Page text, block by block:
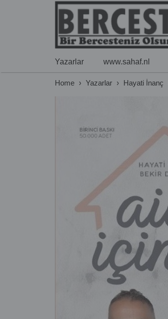
Yazarlar www.sahaf.nl
Home › Yazarlar › Hayati İnanç